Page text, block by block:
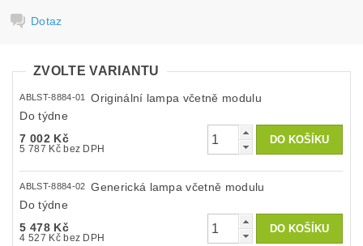
Dotaz
ZVOLTE VARIANTU
ABLST-8884-01
Originální lampa včetně modulu
Do týdne
7 002 Kč
5 787 Kč bez DPH
ABLST-8884-02
Generická lampa včetně modulu
Do týdne
5 478 Kč
4 527 Kč bez DPH